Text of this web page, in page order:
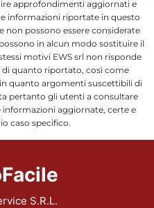
approfondimenti aggiornati e
informazioni riportate in questo
non possono essere considerate
in alcun modo sostituire il
motivi EWS srl non risponde
quanto riportato, così come
quanto argomenti suscettibili di
pertanto gli utenti a consultare
aggiornate, certe e
caso specifico.
S.R.L.